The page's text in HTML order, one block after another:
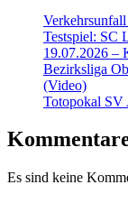
Testspiel: SC
19.07.2026 –
Bezirksliga
(Video)
Totopokal SV
Es sind keine